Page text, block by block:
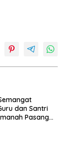
dan Santri
Pasang